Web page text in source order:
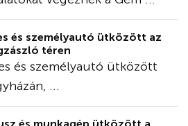
és személyautó ütközött az
téren
és személyautó ütközött
...